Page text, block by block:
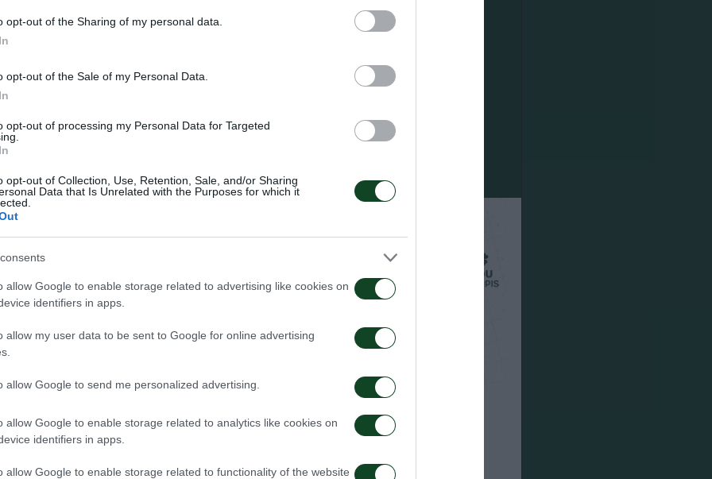
opt-out of the Sharing of my personal data.
opt-out of the Sale of my Personal Data.
opt-out of processing my Personal Data for Targeted
opt-out of Collection, Use, Retention, Sale, and/or Sharing
Data that Is Unrelated with the Purposes for which it
allow Google to enable storage related to advertising like cookies on
identifiers in apps.
allow my user data to be sent to Google for online advertising
allow Google to send me personalized advertising.
allow Google to enable storage related to analytics like cookies on
identifiers in apps.
allow Google to enable storage related to functionality of the website
Παναθηναϊκό τον Ιανουάριο του 2024 με τη μορφή δανεισμού
αποκτήθηκε από το Τριφύλλι. Στον Παναθηναϊκό κατέγραψε 72